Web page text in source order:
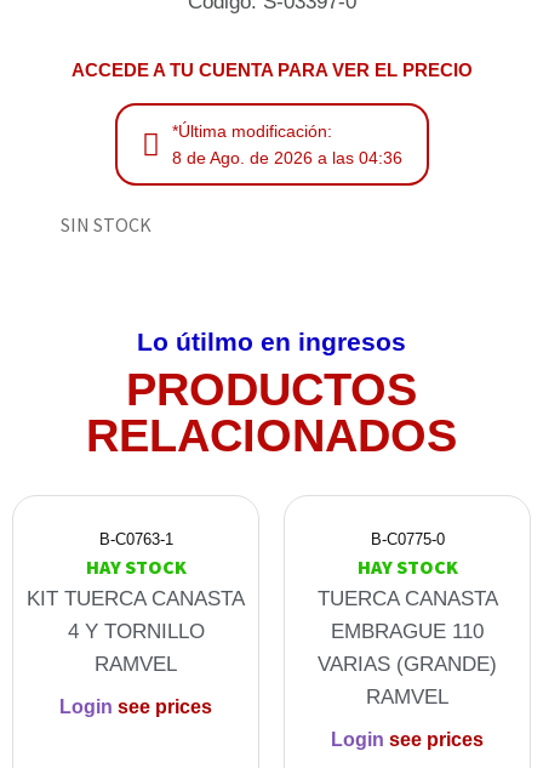
ACCEDE A TU CUENTA PARA VER EL PRECIO
*Última modificación:
8 de Ago. de 2026 a las 04:36
SIN STOCK
Lo útilmo en ingresos
PRODUCTOS
RELACIONADOS
B-C0763-1
HAY STOCK
KIT TUERCA CANASTA
4 Y TORNILLO
RAMVEL
Login see prices
B-C0775-0
HAY STOCK
TUERCA CANASTA
EMBRAGUE 110
VARIAS (GRANDE)
RAMVEL
Login see prices